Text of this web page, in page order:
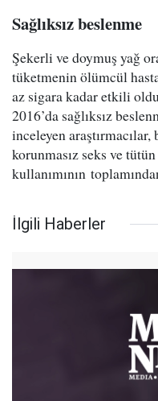
Sağlıksız beslenme
Şekerli ve doymuş yağ
tüketmenin ölümcül
az sigara kadar etkili
2016’da sağlıksız
inceleyen
korunmasız seks ve
kullanımının
İlgili Haberler